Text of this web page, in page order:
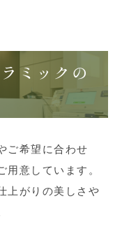
ミックの
ご希望に合わせ
用意しています。
上がりの美しさや